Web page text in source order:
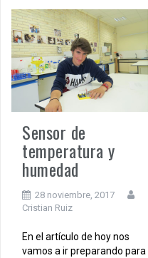
Sensor de
temperatura y
humedad
28 noviembre, 2017
Cristian Ruiz
En el artículo de hoy nos
vamos a ir preparando para